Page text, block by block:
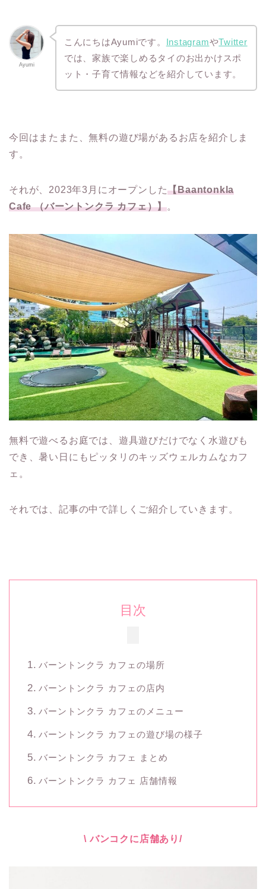
Ayumi
こんにちはAyumiです。 InstagramやTwitter
では、家族で楽しめるタイのお出かけスポ
ット・子育て情報などを紹介しています。
今回はまたまた、無料の遊び場があるお店を紹介しま
す。
それが、2023年3月にオープンした【Baantonkla
Cafe （バーントンクラ カフェ）】。
無料で遊べるお庭では、遊具遊びだけでなく水遊びも
でき、暑い日にもピッタリのキッズウェルカムなカフ
ェ。
それでは、記事の中で詳しくご紹介していきます。
目次
バーントンクラ カフェの場所
バーントンクラ カフェの店内
バーントンクラ カフェのメニュー
バーントンクラ カフェの遊び場の様子
バーントンクラ カフェ まとめ
バーントンクラ カフェ 店舗情報
\ バンコクに店舗あり/